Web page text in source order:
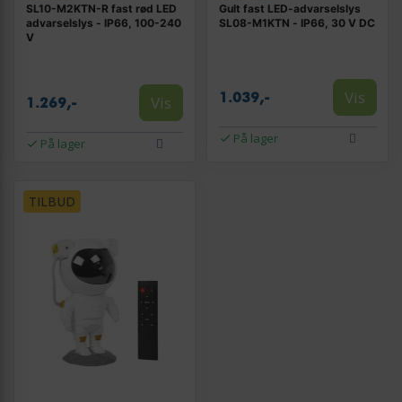
SL10-M2KTN-R fast rød LED
advarselslys - IP66, 100-240
V
1.269,- Vis
På lager
Gult fast LED-advarselslys
SL08-M1KTN - IP66, 30 V DC
1.039,- Vis
På lager
TILBUD